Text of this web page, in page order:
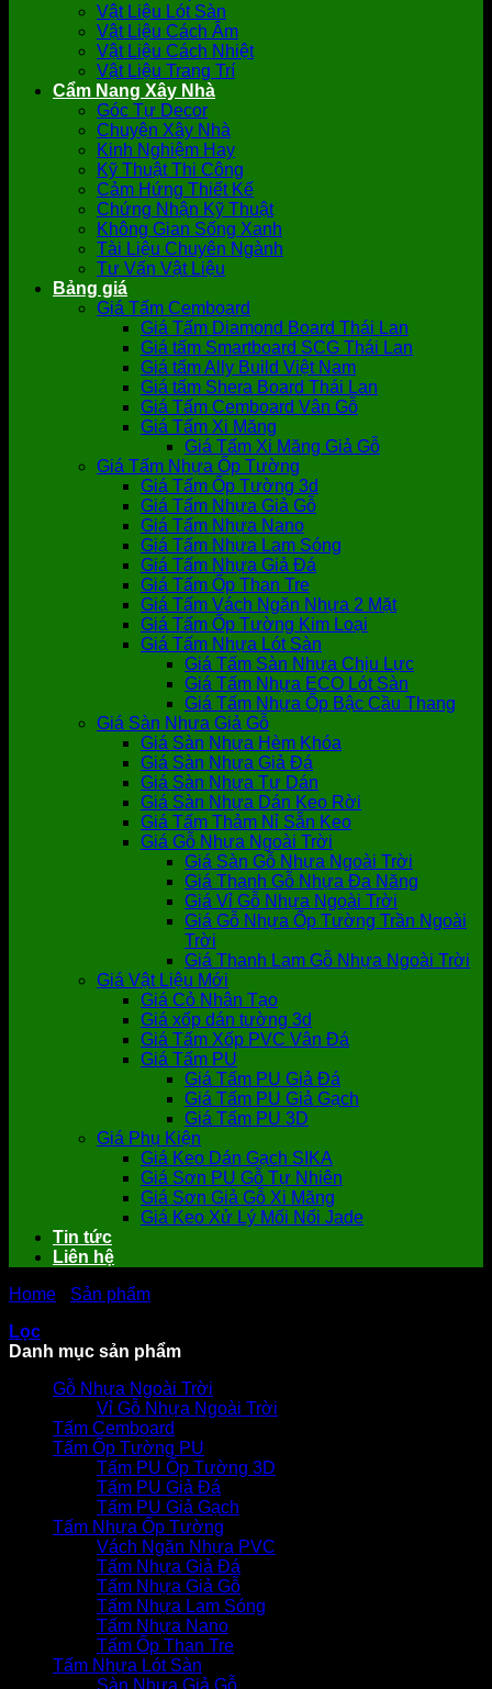
Vật Liệu Lót Sàn
Vật Liệu Cách Âm
Vật Liệu Cách Nhiệt
Vật Liệu Trang Trí
Cẩm Nang Xây Nhà
Góc Tự Decor
Chuyện Xây Nhà
Kinh Nghiệm Hay
Kỹ Thuật Thi Công
Cảm Hứng Thiết Kế
Chứng Nhận Kỹ Thuật
Không Gian Sống Xanh
Tài Liệu Chuyên Ngành
Tư Vấn Vật Liệu
Bảng giá
Giá Tấm Cemboard
Giá Tấm Diamond Board Thái Lan
Giá tấm Smartboard SCG Thái Lan
Giá tấm Ally Build Việt Nam
Giá tấm Shera Board Thái Lan
Giá Tấm Cemboard Vân Gỗ
Giá Tấm Xi Măng
Giá Tấm Xi Măng Giả Gỗ
Giá Tấm Nhựa Ốp Tường
Giá Tấm Ốp Tường 3d
Giá Tấm Nhựa Giả Gỗ
Giá Tấm Nhựa Nano
Giá Tấm Nhựa Lam Sóng
Giá Tấm Nhựa Giả Đá
Giá Tấm Ốp Than Tre
Giá Tấm Vách Ngăn Nhựa 2 Mặt
Giá Tấm Ốp Tường Kim Loại
Giá Tấm Nhựa Lót Sàn
Giá Tấm Sàn Nhựa Chịu Lực
Giá Tấm Nhựa ECO Lót Sàn
Giá Tấm Nhựa Ốp Bậc Cầu Thang
Giá Sàn Nhựa Giả Gỗ
Giá Sàn Nhựa Hèm Khóa
Giá Sàn Nhựa Giả Đá
Giá Sàn Nhựa Tự Dán
Giá Sàn Nhựa Dán Keo Rời
Giá Tấm Thảm Nỉ Sẵn Keo
Giá Gỗ Nhựa Ngoài Trời
Giá Sàn Gỗ Nhựa Ngoài Trời
Giá Thanh Gỗ Nhựa Đa Năng
Giá Vỉ Gỗ Nhựa Ngoài Trời
Giá Gỗ Nhựa Ốp Tường Trần Ngoài
Trời
Giá Thanh Lam Gỗ Nhựa Ngoài Trời
Giá Vật Liệu Mới
Giá Cỏ Nhân Tạo
Giá xốp dán tường 3d
Giá Tấm Xốp PVC Vân Đá
Giá Tấm PU
Giá Tấm PU Giả Đá
Giá Tấm PU Giả Gạch
Giá Tấm PU 3D
Giá Phụ Kiện
Giá Keo Dán Gạch SIKA
Giá Sơn PU Gỗ Tự Nhiên
Giá Sơn Giả Gỗ Xi Măng
Giá Keo Xử Lý Mối Nối Jade
Tin tức
Liên hệ
Home
Sản phẩm
Lọc
Danh mục sản phẩm
Gỗ Nhựa Ngoài Trời
Vỉ Gỗ Nhựa Ngoài Trời
Tấm Cemboard
Tấm Ốp Tường PU
Tấm PU Ốp Tường 3D
Tấm PU Giả Đá
Tấm PU Giả Gạch
Tấm Nhựa Ốp Tường
Vách Ngăn Nhựa PVC
Tấm Nhựa Giả Đá
Tấm Nhựa Giả Gỗ
Tấm Nhựa Lam Sóng
Tấm Nhựa Nano
Tấm Ốp Than Tre
Tấm Nhựa Lót Sàn
Sàn Nhựa Giả Gỗ